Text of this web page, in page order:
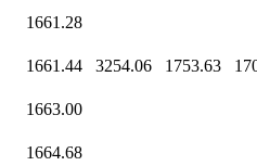
1661.28
1661.44 3254.06 1753.63
1663.00
1664.68